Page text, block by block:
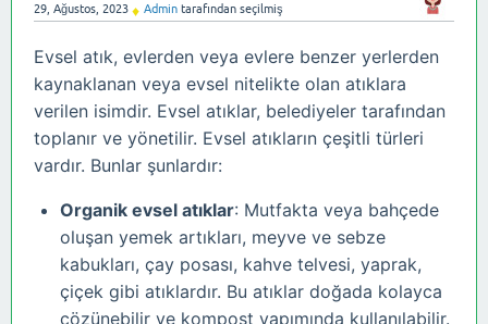
29, Ağustos, 2023 ♦ Admin tarafından seçilmiş
Evsel atık, evlerden veya evlere benzer yerlerden
kaynaklanan veya evsel nitelikte olan atıklara
verilen isimdir. Evsel atıklar, belediyeler tarafından
toplanır ve yönetilir. Evsel atıkların çeşitli türleri
vardır. Bunlar şunlardır:
Organik evsel atıklar: Mutfakta veya bahçede
oluşan yemek artıkları, meyve ve sebze
kabukları, çay posası, kahve telvesi, yaprak,
çiçek gibi atıklardır. Bu atıklar doğada kolayca
çözünebilir ve kompost yapımında kullanılabilir.